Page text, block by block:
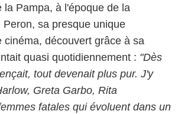
la Pampa, à l'époque de la
sa presque unique
cinéma, découvert grâce à sa
quasi quotidiennement : "Dès
tout devenait plus pur. J'y
Greta Garbo, Rita
fatales qui évoluent dans un